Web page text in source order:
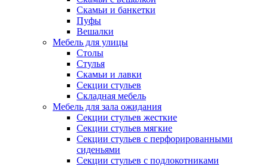
Скамьи и банкетки
Пуфы
Вешалки
Мебель для улицы
Столы
Стулья
Скамьи и лавки
Секции стульев
Складная мебель
Мебель для зала ожидания
Секции стульев жесткие
Секции стульев мягкие
Секции стульев с перфорированными
сиденьями
Секции стульев с подлокотниками